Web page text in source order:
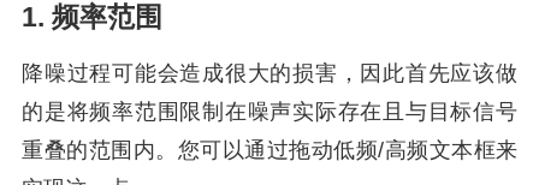
1. 频率范围
降噪过程可能会造成很大的损害，因此首先应该做
的是将频率范围限制在噪声实际存在且与目标信号
重叠的范围内。您可以通过拖动低频/高频文本框来